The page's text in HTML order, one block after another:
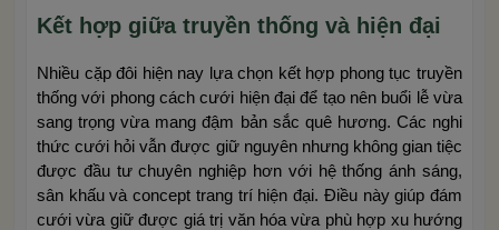
Kết hợp giữa truyền thống và hiện đại
Nhiều cặp đôi hiện nay lựa chọn kết hợp phong tục truyền
thống với phong cách cưới hiện đại để tạo nên buổi lễ vừa
sang trọng vừa mang đậm bản sắc quê hương. Các nghi
thức cưới hỏi vẫn được giữ nguyên nhưng không gian tiệc
được đầu tư chuyên nghiệp hơn với hệ thống ánh sáng,
sân khấu và concept trang trí hiện đại. Điều này giúp đám
cưới vừa giữ được giá trị văn hóa vừa phù hợp xu hướng